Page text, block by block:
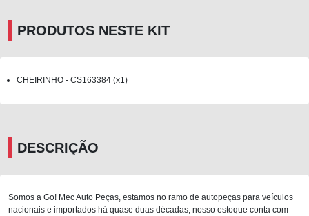
PRODUTOS NESTE KIT
CHEIRINHO - CS163384 (x1)
DESCRIÇÃO
Somos a Go! Mec Auto Peças, estamos no ramo de autopeças para veículos
nacionais e importados há quase duas décadas, nosso estoque conta com